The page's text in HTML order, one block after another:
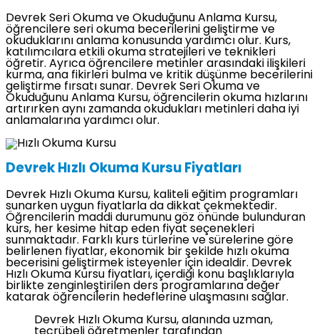
Devrek Seri Okuma ve Okuduğunu Anlama Kursu,
öğrencilere seri okuma becerilerini geliştirme ve
okuduklarını anlama konusunda yardımcı olur. Kurs,
katılımcılara etkili okuma stratejileri ve teknikleri
öğretir. Ayrıca öğrencilere metinler arasındaki ilişkileri
kurma, ana fikirleri bulma ve kritik düşünme becerilerini
geliştirme fırsatı sunar. Devrek Seri Okuma ve
Okuduğunu Anlama Kursu, öğrencilerin okuma hızlarını
artırırken aynı zamanda okudukları metinleri daha iyi
anlamalarına yardımcı olur.
Devrek Hızlı Okuma Kursu Fiyatları
Devrek Hızlı Okuma Kursu, kaliteli eğitim programları
sunarken uygun fiyatlarla da dikkat çekmektedir.
Öğrencilerin maddi durumunu göz önünde bulunduran
kurs, her kesime hitap eden fiyat seçenekleri
sunmaktadır. Farklı kurs türlerine ve sürelerine göre
belirlenen fiyatlar, ekonomik bir şekilde hızlı okuma
becerisini geliştirmek isteyenler için idealdir. Devrek
Hızlı Okuma Kursu fiyatları, içerdiği konu başlıklarıyla
birlikte zenginleştirilen ders programlarına değer
katarak öğrencilerin hedeflerine ulaşmasını sağlar.
Devrek Hızlı Okuma Kursu, alanında uzman,